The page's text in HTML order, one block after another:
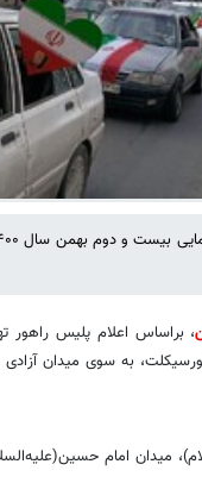
، براساس اعلام پلیس راهور
میدان امام